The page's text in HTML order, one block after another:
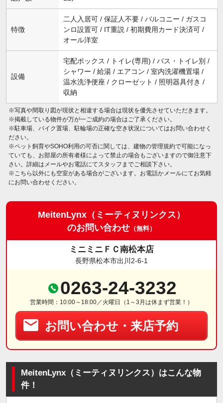
特徴
二人入居可 / 保証人不要 / バルコニー / ガスコ
ンロ設置可 / IT重説 / 初期費用カード決済可 /
オール洋室
設備
宅配ボックス / トイレ(専用) / バス・トイレ別 /
シャワー / 給湯 / エアコン / 室内洗濯機置場 /
温水洗浄便座 / クローゼット / 照明器具付き /
収納
※写真や間取り図が現状と相違する場合は現状を優先させていただきます。
※掲載している物件が万が一ご成約の場合はご了承ください。
※駐車場、バイク置場、駐輪場の正確な空き状況についてはお問い合わせく
ださい。
※ペット飼育やSOHO利用の可否に関しては、建物の管理規約で可能になっ
ていても、お部屋の所有者様によって禁止の場合もございますので御注意下
さい。詳細はメールやお電話にてスタッフまでご相談下さい。
※こちら以外にも空室がある場合がございます。お電話かメールにてお気軽
にお問い合わせください。
MeitenLynx（ミーティヌリンクス）
のお問い合わせ （無料）
ミニミニＦＣ南松本店
長野県松本市出川2-6-1
0263-24-3232
営業時間：10:00～18:00／火曜日（1～3月は休まず営業！）
お問い合わせ・来店予約
MeitenLynx（ミーティヌリンクス）はこんな物
件！